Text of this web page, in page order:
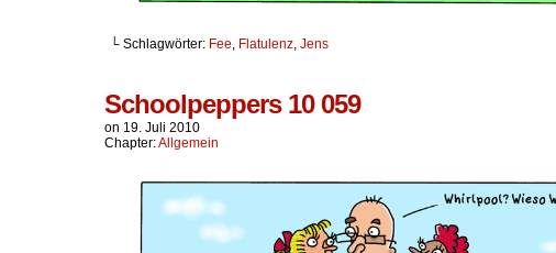
└ Schlagwörter: Fee, Flatulenz, Jens
Schoolpeppers 10 059
on 19. Juli 2010
Chapter:Allgemein